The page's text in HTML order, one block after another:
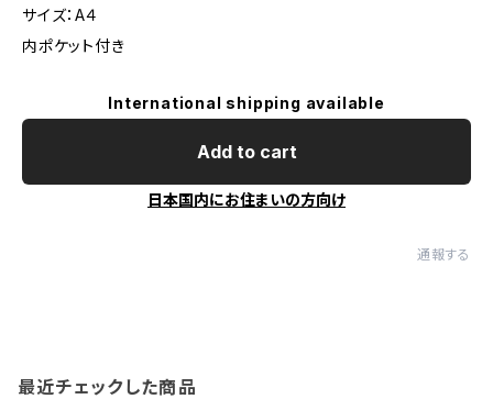
サイズ：A４
内ポケット付き
International shipping available
Add to cart
日本国内にお住まいの方向け
通報する
最近チェックした商品